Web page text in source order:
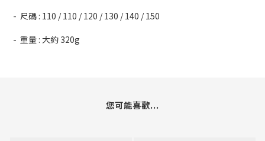
- 尺碼 : 110 / 110 / 120 / 130 / 140 / 150
- 重量 : 大約 320g
您可能喜歡...